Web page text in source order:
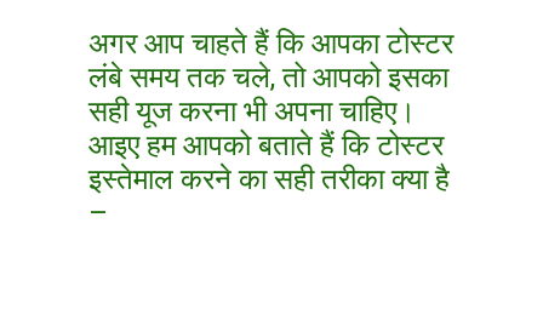
अगर आप चाहते हैं कि आपका टोस्टर
लंबे समय तक चले, तो आपको इसका
सही यूज करना भी अपना चाहिए।
आइए हम आपको बताते हैं कि टोस्टर
इस्तेमाल करने का सही तरीका क्या है
–